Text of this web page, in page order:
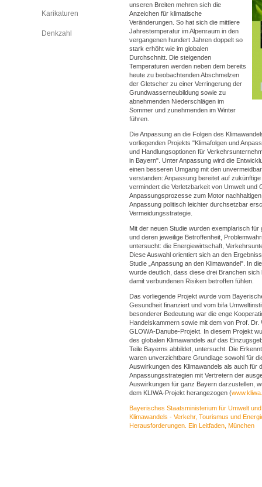
Karikaturen
Denkzahl
unseren Breiten mehren sich die
Anzeichen für klimatische
Veränderungen. So hat sich die mittlere
Jahrestemperatur im Alpenraum in den
vergangenen hundert Jahren doppelt so
stark erhöht wie im globalen
Durchschnitt. Die steigenden
Temperaturen werden neben dem bereits
heute zu beobachtenden Abschmelzen
der Gletscher zu einer Verringerung der
Grundwasserneubildung sowie zu
abnehmenden Niederschlägen im
Sommer und zunehmenden im Winter
führen.
Die Anpassung an die Folgen des
vorliegenden Projekts "Klimafolgen und
und Handlungsoptionen für
in Bayern". Unter Anpassung wird die
einen besseren Umgang mit den
verstanden: Anpassung bereitet auf
vermindert die Verletzbarkeit von Umwelt und
Anpassungsprozesse zum Motor
Anpassung politisch leichter durchsetzbar
Vermeidungsstrategie.
Mit der neuen Studie wurden exemplarisch
und deren jeweilige Betroffenheit,
untersucht: die Energiewirtschaft,
Diese Auswahl orientiert sich an den
Studie „Anpassung an den Klimawandel". In
wurde deutlich, dass diese drei Branchen
damit verbundenen Risiken betroffen fühlen.
Das vorliegende Projekt wurde vom
Gesundheit finanziert und vom bifa
besonderer Bedeutung war die enge
Handelskammern sowie mit dem von Prof.
GLOWA-Danube-Projekt. In diesem Projekt
des globalen Klimawandels auf das
Teile Bayerns abbildet, untersucht. Die
waren unverzichtbare Grundlage sowohl für
Auswirkungen des Klimawandels als auch für
Anpassungsstrategien mit Vertretern der
Auswirkungen für ganz Bayern darzustellen,
dem KLIWA-Projekt herangezogen (
Bayerisches Staatsministerium für Umwelt
Klimawandels - Verkehr, Tourismus und
Herausforderungen. Ein Leitfaden, München